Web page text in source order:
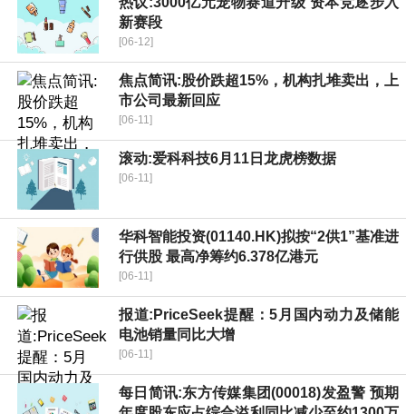
新赛段
[06-12]
焦点简讯:股价跌超15%，机构扎堆卖出，上
市公司最新回应
[06-11]
滚动:爱科科技6月11日龙虎榜数据
[06-11]
华科智能投资(01140.HK)拟按“2供1”基准进
行供股 最高净筹约6.378亿港元
[06-11]
报道:PriceSeek提醒：5月国内动力及储能
电池销量同比大增
[06-11]
每日简讯:东方传媒集团(00018)发盈警 预期